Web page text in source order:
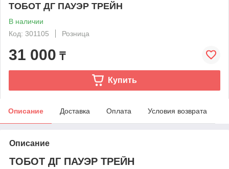
ТОБОТ ДГ ПАУЭР ТРЕЙН
В наличии
Код: 301105
Розница
31 000 ₸
Купить
Описание Доставка Оплата Условия возврата
Описание
ТОБОТ ДГ ПАУЭР ТРЕЙН